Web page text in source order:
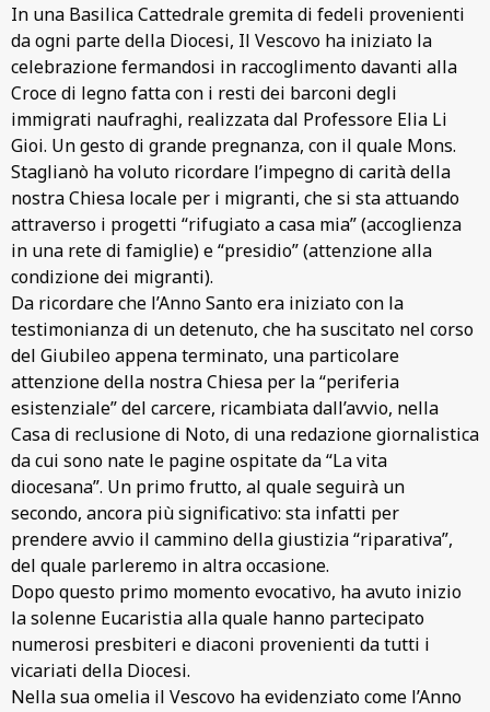
In una Basilica Cattedrale gremita di fedeli provenienti
da ogni parte della Diocesi, Il Vescovo ha iniziato la
celebrazione fermandosi in raccoglimento davanti alla
Croce di legno fatta con i resti dei barconi degli
immigrati naufraghi, realizzata dal Professore Elia Li
Gioi. Un gesto di grande pregnanza, con il quale Mons.
Staglianò ha voluto ricordare l’impegno di carità della
nostra Chiesa locale per i migranti, che si sta attuando
attraverso i progetti “rifugiato a casa mia” (accoglienza
in una rete di famiglie) e “presidio” (attenzione alla
condizione dei migranti).
Da ricordare che l’Anno Santo era iniziato con la
testimonianza di un detenuto, che ha suscitato nel corso
del Giubileo appena terminato, una particolare
attenzione della nostra Chiesa per la “periferia
esistenziale” del carcere, ricambiata dall’avvio, nella
Casa di reclusione di Noto, di una redazione giornalistica
da cui sono nate le pagine ospitate da “La vita
diocesana”. Un primo frutto, al quale seguirà un
secondo, ancora più significativo: sta infatti per
prendere avvio il cammino della giustizia “riparativa”,
del quale parleremo in altra occasione.
Dopo questo primo momento evocativo, ha avuto inizio
la solenne Eucaristia alla quale hanno partecipato
numerosi presbiteri e diaconi provenienti da tutti i
vicariati della Diocesi.
Nella sua omelia il Vescovo ha evidenziato come l’Anno